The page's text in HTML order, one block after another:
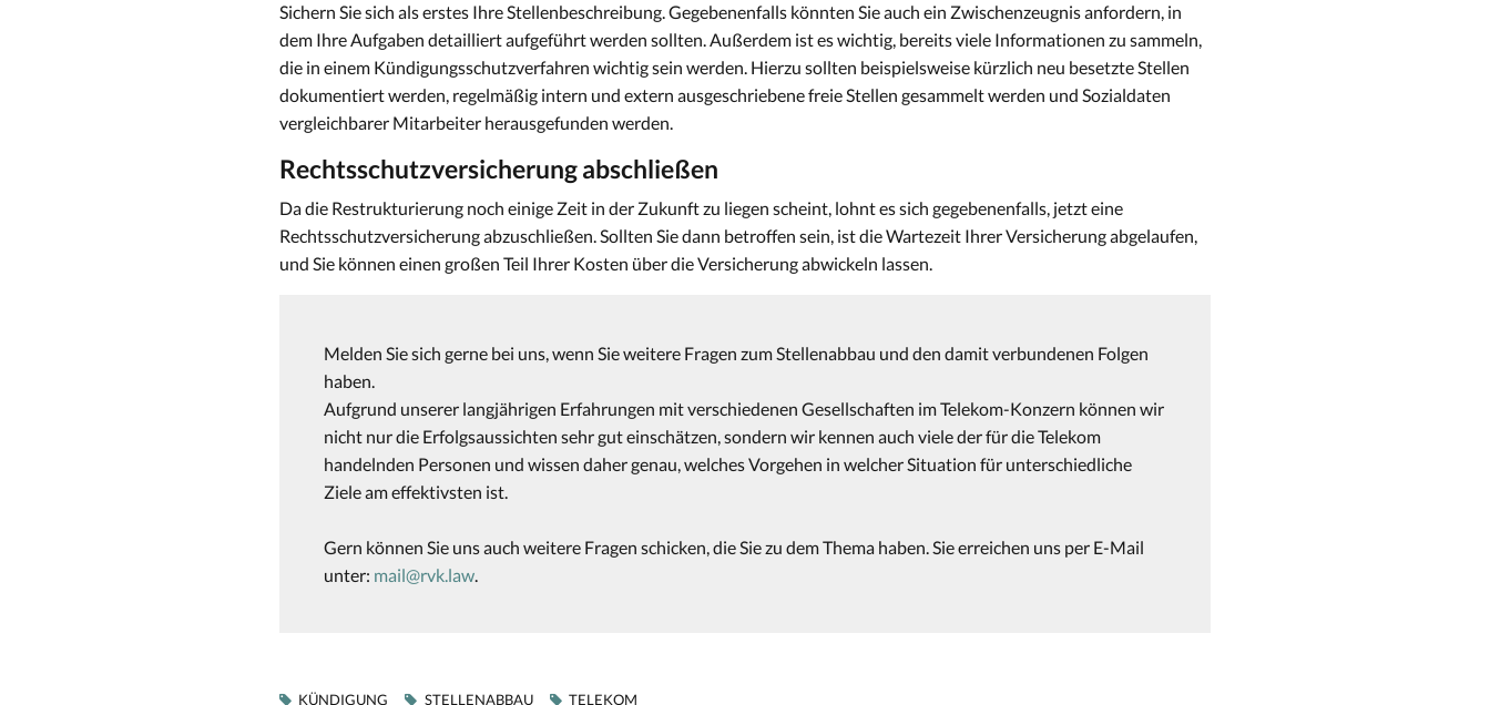
Sichern Sie sich als erstes Ihre Stellenbeschreibung. Gegebenenfalls könnten Sie auch ein Zwischenzeugnis anfordern, in
dem Ihre Aufgaben detailliert aufgeführt werden sollten. Außerdem ist es wichtig, bereits viele Informationen zu sammeln,
die in einem Kündigungsschutzverfahren wichtig sein werden. Hierzu sollten beispielsweise kürzlich neu besetzte Stellen
dokumentiert werden, regelmäßig intern und extern ausgeschriebene freie Stellen gesammelt werden und Sozialdaten
vergleichbarer Mitarbeiter herausgefunden werden.
Rechtsschutzversicherung abschließen
Da die Restrukturierung noch einige Zeit in der Zukunft zu liegen scheint, lohnt es sich gegebenenfalls, jetzt eine
Rechtsschutzversicherung abzuschließen. Sollten Sie dann betroffen sein, ist die Wartezeit Ihrer Versicherung abgelaufen,
und Sie können einen großen Teil Ihrer Kosten über die Versicherung abwickeln lassen.
Melden Sie sich gerne bei uns, wenn Sie weitere Fragen zum Stellenabbau und den damit verbundenen Folgen
haben.
Aufgrund unserer langjährigen Erfahrungen mit verschiedenen Gesellschaften im Telekom-Konzern können wir
nicht nur die Erfolgsaussichten sehr gut einschätzen, sondern wir kennen auch viele der für die Telekom
handelnden Personen und wissen daher genau, welches Vorgehen in welcher Situation für unterschiedliche
Ziele am effektivsten ist.
Gern können Sie uns auch weitere Fragen schicken, die Sie zu dem Thema haben. Sie erreichen uns per E-Mail
unter: mail@rvk.law.
KÜNDIGUNG STELLENABBAU TELEKOM